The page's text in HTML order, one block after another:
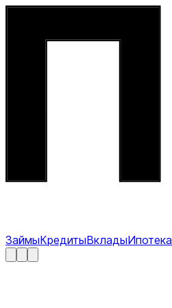
ЗаймыКредитыВкладыИпотека